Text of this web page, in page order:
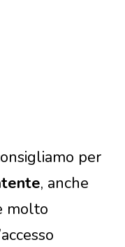
per
, anche
molto